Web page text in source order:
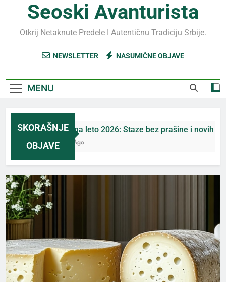
Seoski Avanturista
Otkrij Netaknute Predele I Autentičnu Tradiciju Srbije.
NEWSLETTER NASUMIČNE OBJAVE
MENU
SKORAŠNJE
OBJAVE
Jahorina leto 2026: Staze bez prašine i novih eko-
5 Дана Ago